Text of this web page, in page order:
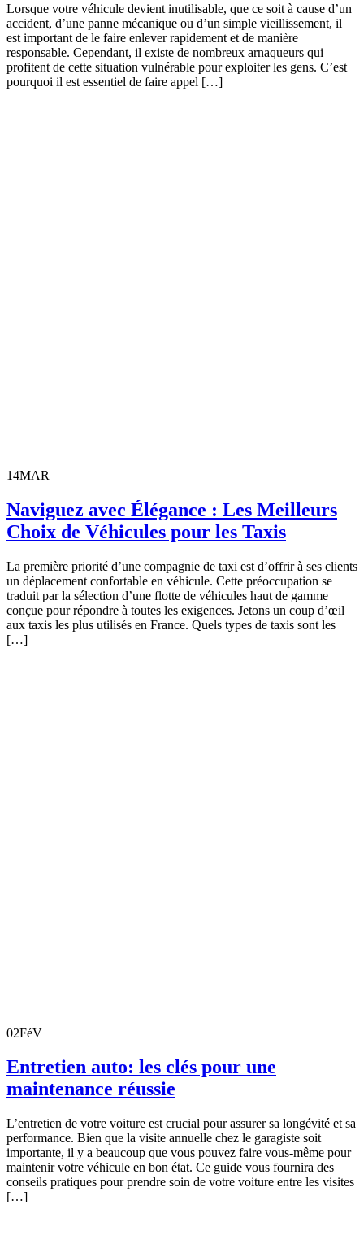
Lorsque votre véhicule devient inutilisable, que ce soit à cause d’un
accident, d’une panne mécanique ou d’un simple vieillissement, il
est important de le faire enlever rapidement et de manière
responsable. Cependant, il existe de nombreux arnaqueurs qui
profitent de cette situation vulnérable pour exploiter les gens. C’est
pourquoi il est essentiel de faire appel […]
14MAR
Naviguez avec Élégance : Les Meilleurs
Choix de Véhicules pour les Taxis
La première priorité d’une compagnie de taxi est d’offrir à ses clients
un déplacement confortable en véhicule. Cette préoccupation se
traduit par la sélection d’une flotte de véhicules haut de gamme
conçue pour répondre à toutes les exigences. Jetons un coup d’œil
aux taxis les plus utilisés en France. Quels types de taxis sont les
[…]
02FéV
Entretien auto: les clés pour une
maintenance réussie
L’entretien de votre voiture est crucial pour assurer sa longévité et sa
performance. Bien que la visite annuelle chez le garagiste soit
importante, il y a beaucoup que vous pouvez faire vous-même pour
maintenir votre véhicule en bon état. Ce guide vous fournira des
conseils pratiques pour prendre soin de votre voiture entre les visites
[…]